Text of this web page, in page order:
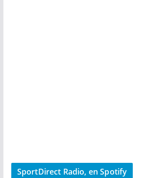
SportDirect Radio, en Spotify